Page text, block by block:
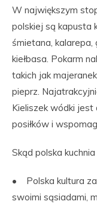
W największym
polskiej są kapusta
śmietana, kalarepa,
kiełbasa. Pokarm
takich jak
pieprz.
Kieliszek wódki jest
posiłków i
Skąd polska
• Polska kultura
swoimi sąsiadami,